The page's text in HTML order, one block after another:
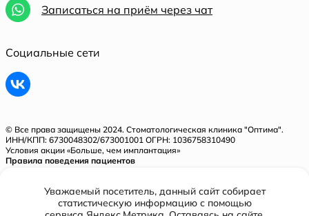
Записаться на приём через чат
Социальные сети
© Все права защищены 2024. Стоматологическая клиника "Оптима".
ИНН/КПП: 6730048302/673001001 ОГРН: 1036758310490
Условия акции «Больше, чем имплантация»
Правила поведения пациентов
Лицензия № Л041-01128-67/00321843 от 31.05.2018 г.
Уважаемый посетитель, данный сайт собирает
статистическую информацию с помощью